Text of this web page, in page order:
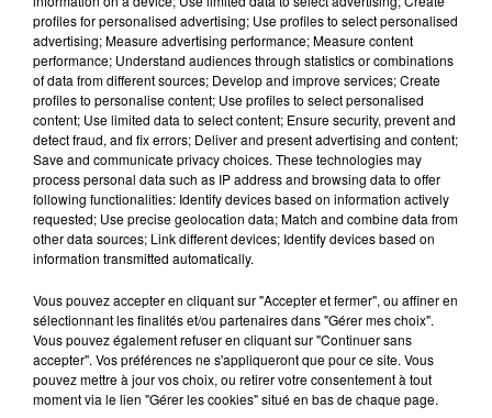
L’ASSE RÉDUIT FACE À SOCHAUX, UNE
PREMIÈRE VICTOIRE POUR NOS VERTS ?
profiles for personalised advertising; Use profiles to select personalised
advertising; Measure advertising performance; Measure content
performance; Understand audiences through statistics or combinations
of data from different sources; Develop and improve services; Create
profiles to personalise content; Use profiles to select personalised
content; Use limited data to select content; Ensure security, prevent and
detect fraud, and fix errors; Deliver and present advertising and content;
Save and communicate privacy choices. These technologies may
process personal data such as IP address and browsing data to offer
following functionalities: Identify devices based on information actively
requested; Use precise geolocation data; Match and combine data from
other data sources; Link different devices; Identify devices based on
information transmitted automatically.
Vous pouvez accepter en cliquant sur "Accepter et fermer", ou affiner en
sélectionnant les finalités et/ou partenaires dans "Gérer mes choix".
Vous pouvez également refuser en cliquant sur "Continuer sans
accepter". Vos préférences ne s'appliqueront que pour ce site. Vous
pouvez mettre à jour vos choix, ou retirer votre consentement à tout
moment via le lien "Gérer les cookies" situé en bas de chaque page.